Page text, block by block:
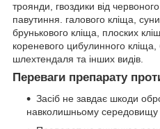
троянди, гвоздики від
павутиння. галового кліща,
брунькового кліща, плоских
кореневого цибулинного
шлехтендаля та інших видів.
Переваги препарату
Засіб не завдає шкоди
навколишньому середовищу